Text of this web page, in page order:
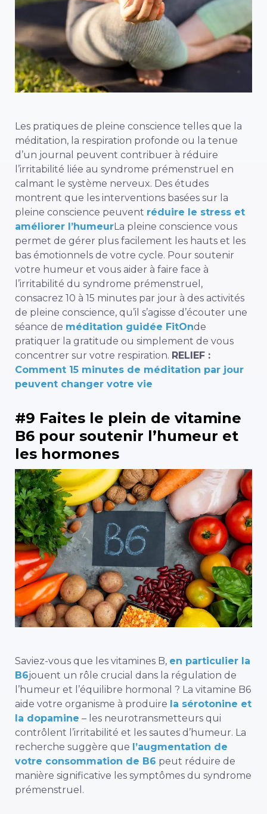
Les pratiques de pleine conscience telles que la
méditation, la respiration profonde ou la tenue
d’un journal peuvent contribuer à réduire
l’irritabilité liée au syndrome prémenstruel en
calmant le système nerveux. Des études
montrent que les interventions basées sur la
pleine conscience peuvent réduire le stress et
améliorer l’humeurLa pleine conscience vous
permet de gérer plus facilement les hauts et les
bas émotionnels de votre cycle. Pour soutenir
votre humeur et vous aider à faire face à
l’irritabilité du syndrome prémenstruel,
consacrez 10 à 15 minutes par jour à des activités
de pleine conscience, qu’il s’agisse d’écouter une
séance de méditation guidée FitOnde
pratiquer la gratitude ou simplement de vous
concentrer sur votre respiration. RELIEF :
Comment 15 minutes de méditation par jour
peuvent changer votre vie
#9 Faites le plein de vitamine
B6 pour soutenir l’humeur et
les hormones
Saviez-vous que les vitamines B, en particulier la
B6jouent un rôle crucial dans la régulation de
l’humeur et l’équilibre hormonal ? La vitamine B6
aide votre organisme à produire la sérotonine et
la dopamine – les neurotransmetteurs qui
contrôlent l’irritabilité et les sautes d’humeur. La
recherche suggère que l’augmentation de
votre consommation de B6 peut réduire de
manière significative les symptômes du syndrome
prémenstruel.